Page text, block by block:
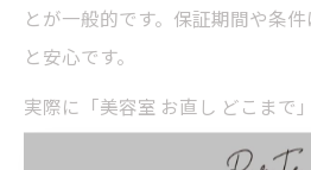
とが一般的です。保証期間や条
と安心です。
実際に「美容室 お直し どこまで
と違う やり直し」などの検索が